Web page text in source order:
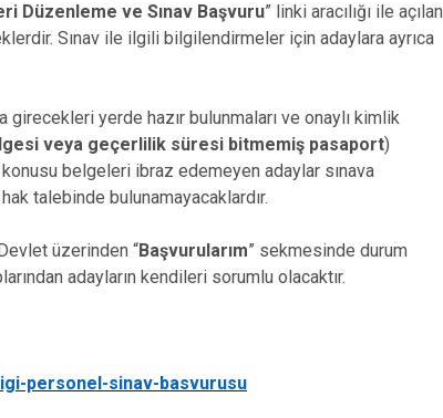
Düzenleme ve Sınav Başvuru” linki aracılığı ile açılan
Sınav ile ilgili bilgilendirmeler için adaylara ayrıca
girecekleri yerde hazır bulunmaları ve onaylı kimlik
veya geçerlilik süresi bitmemiş pasaport)
belgeleri ibraz edemeyen adaylar sınava
talebinde bulunamayacaklardır.
üzerinden “Başvurularım” sekmesinde durum
adayların kendileri sorumlu olacaktır.
personel-sinav-basvurusu